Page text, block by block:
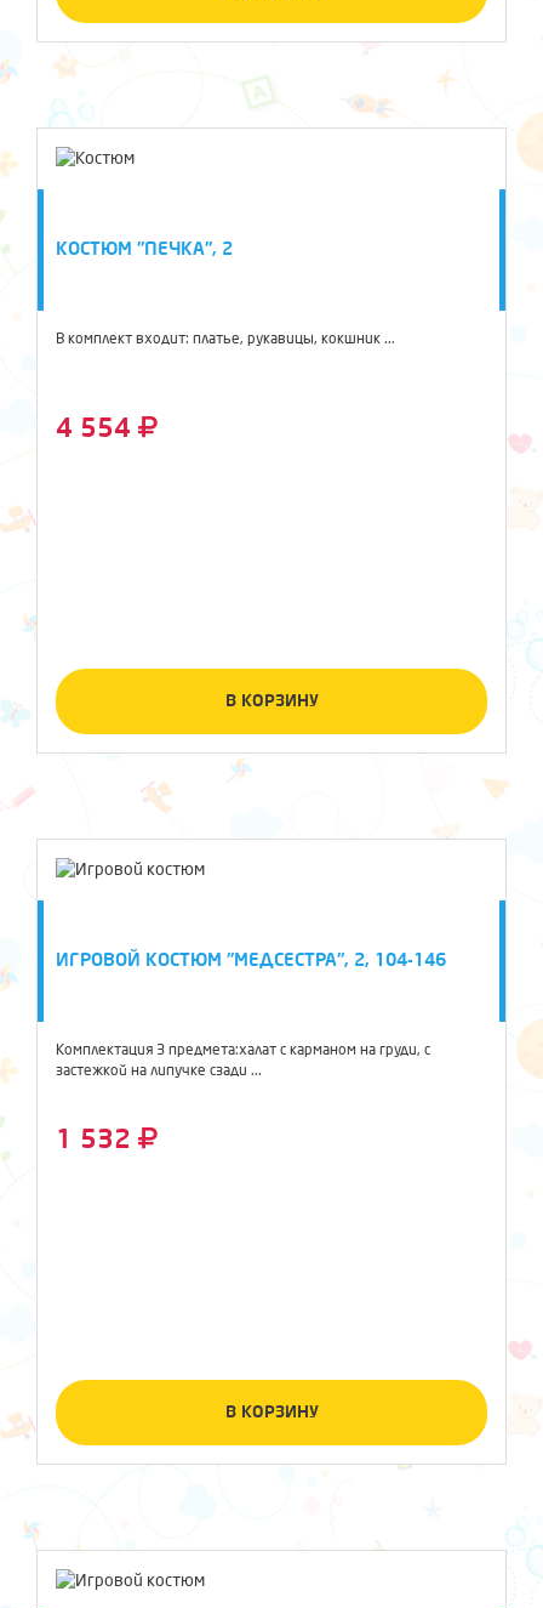
КОСТЮМ "ПЕЧКА", 2
В комплект входит: платье, рукавицы, кокшник ...
4 554
В КОРЗИНУ
ИГРОВОЙ КОСТЮМ "МЕДСЕСТРА", 2, 104-146
Комплектация 3 предмета:халат с карманом на груди, с
застежкой на липучке сзади ...
1 532
В КОРЗИНУ